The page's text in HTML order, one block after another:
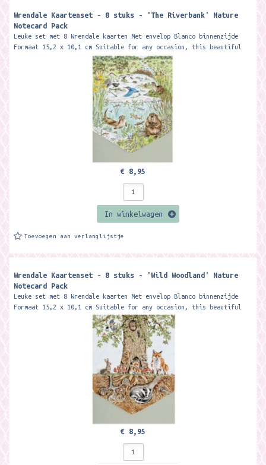
Wrendale Kaartenset - 8 stuks - 'The Riverbank' Nature
Notecard Pack
Leuke set met 8 Wrendale kaarten Met envelop Blanco binnenzijde
Formaat 15,2 x 10,1 cm Suitable for any occasion, this beautiful
€ 8,95
In winkelwagen
Toevoegen aan verlanglijstje
Wrendale Kaartenset - 8 stuks - 'Wild Woodland' Nature
Notecard Pack
Leuke set met 8 Wrendale kaarten Met envelop Blanco binnenzijde
Formaat 15,2 x 10,1 cm Suitable for any occasion, this beautiful
€ 8,95